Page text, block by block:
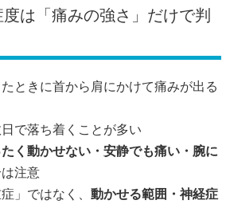
は「痛みの強さ」だけで判
ときに首から肩にかけて痛みが出る
で落ち着くことが多い
く動かせない・安静でも痛い・腕に
注意
」ではなく、 動かせる範囲・神経症